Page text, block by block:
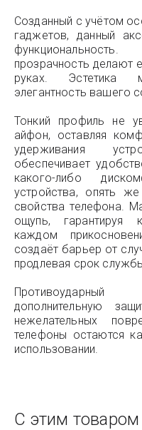
Созданный с учётом
гаджетов, данный
прозрачность делают
руках. Эстетика
элегантность вашего
Тонкий профиль не
айфон, оставляя
удерживания
обеспечивает
какого-либо
устройства, опять
свойства телефона.
ощупь, гарантируя
каждом
создаёт барьер от
продлевая срок
дополнительную
нежелательных
телефоны остаются
использовании.
С этим